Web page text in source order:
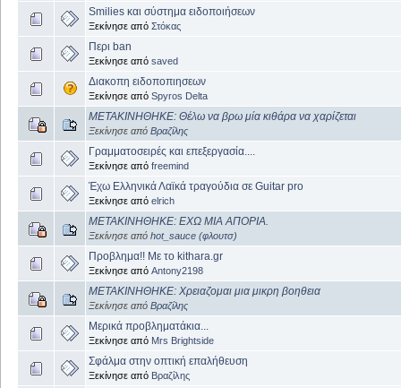
Smilies και σύστημα ειδοποιήσεων
Ξεκίνησε από Στόκας
Περι ban
Ξεκίνησε από saved
Διακοπη ειδοποπιησεων
Ξεκίνησε από Spyros Delta
ΜΕΤΑΚΙΝΗΘΗΚΕ: Θέλω να βρω μία κιθάρα να χαρίζεται
Ξεκίνησε από Βραζίλης
Γραμματοσειρές και επεξεργασία....
Ξεκίνησε από freemind
Έχω Ελληνικά Λαϊκά τραγούδια σε Guitar pro
Ξεκίνησε από elrich
ΜΕΤΑΚΙΝΗΘΗΚΕ: ΕΧΩ ΜΙΑ ΑΠΟΡΙΑ.
Ξεκίνησε από hot_sauce (φλουτσ)
Προβλημα!! Με το kithara.gr
Ξεκίνησε από Antony2198
ΜΕΤΑΚΙΝΗΘΗΚΕ: Χρειαζομαι μια μικρη βοηθεια
Ξεκίνησε από Βραζίλης
Μερικά προβληματάκια...
Ξεκίνησε από Mrs Brightside
Σφάλμα στην οπτική επαλήθευση
Ξεκίνησε από Βραζίλης